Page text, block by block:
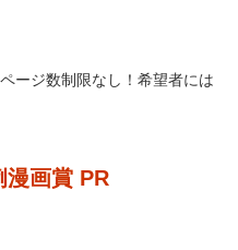
ージ数制限なし！希望者には
漫画賞 PR